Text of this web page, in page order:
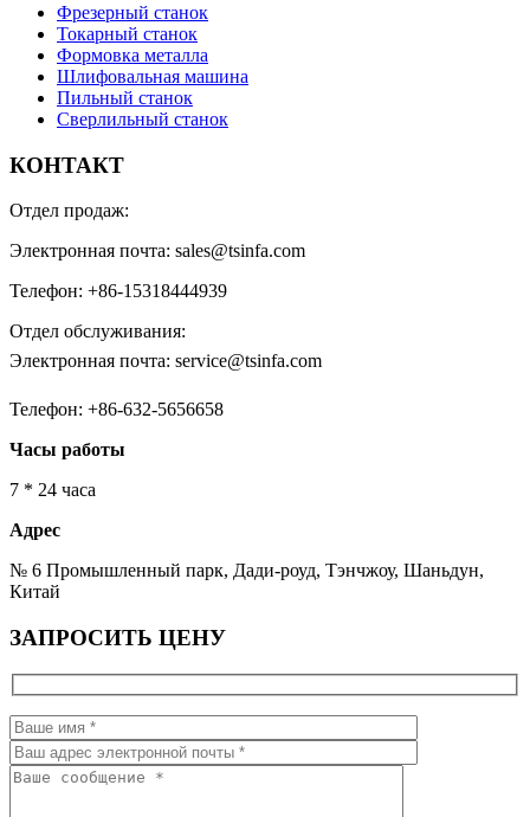
Фрезерный станок
Токарный станок
Формовка металла
Шлифовальная машина
Пильный станок
Сверлильный станок
КОНТАКТ
Отдел продаж:
Электронная почта: sales@tsinfa.com
Телефон: +86-15318444939
Отдел обслуживания:
Электронная почта: service@tsinfa.com
Телефон: +86-632-5656658
Часы работы
7 * 24 часа
Адрес
№ 6 Промышленный парк, Дади-роуд, Тэнчжоу, Шаньдун,
Китай
ЗАПРОСИТЬ ЦЕНУ